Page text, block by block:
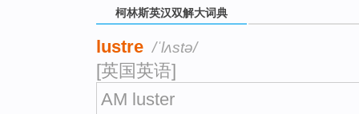
柯林斯英汉双解大词典
lustre /ˈlʌstə/
[英国英语]
AM luster